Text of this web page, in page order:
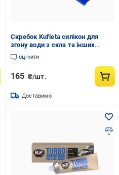
Скребок Kufieta силікон для
згону води з скла та інших
поверхонь 23,5 см (SCW01)
оцінити
165 ₴/шт.
Доставимо